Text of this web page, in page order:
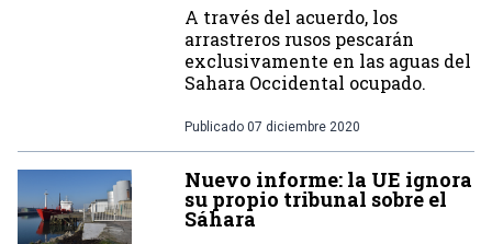
A través del acuerdo, los
arrastreros rusos pescarán
exclusivamente en las aguas del
Sahara Occidental ocupado.
Publicado 07 diciembre 2020
Nuevo informe: la UE ignora
su propio tribunal sobre el
Sáhara